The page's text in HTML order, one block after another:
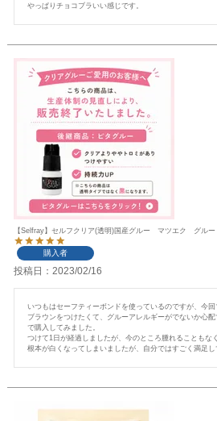
やっぱりチョコブラいい感じです。
【Selfray】セルフクリア(透明)国産グルー マツエク グル
購入者
投稿日 2023/02/16
いつもはセーフティーボンドを使っているのですが、今
ブラウンをつけたくて、グルーアレルギーがでないか心
で購入してみました。
つけて1日が経過しましたが、今のところ腫れることもな
根本が白くなってしまいましたが、自分ではすごく満足し